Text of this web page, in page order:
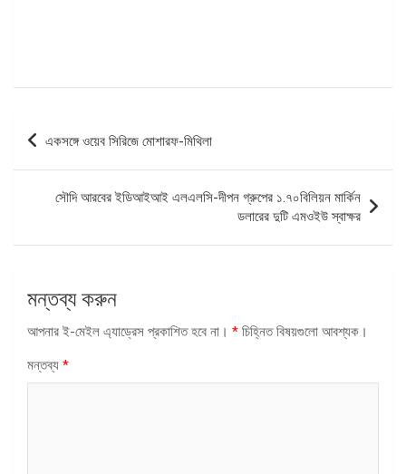
পোস্ট
একসঙ্গে ওয়েব সিরিজে মোশারফ-মিথিলা
সৌদি আরবের ইডিআইআই এলএলসি-দীপন গ্রুপের ১.৭০বিলিয়ন মার্কিন
ডলারের দুটি এমওইউ স্বাক্ষর
মন্তব্য করুন
আপনার ই-মেইল এ্যাড্রেস প্রকাশিত হবে না। * চিহ্নিত বিষয়গুলো আবশ্যক।
মন্তব্য *